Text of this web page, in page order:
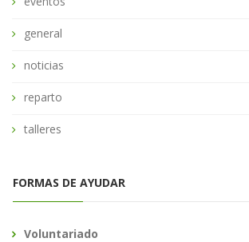
general
noticias
reparto
talleres
FORMAS DE AYUDAR
Voluntariado